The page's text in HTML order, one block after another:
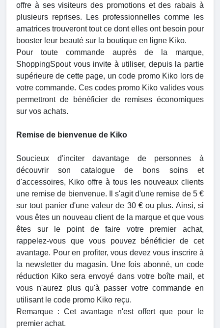
offre à ses visiteurs des promotions et des rabais à
plusieurs reprises. Les professionnelles comme les
amatrices trouveront tout ce dont elles ont besoin pour
booster leur beauté sur la boutique en ligne Kiko.
Pour toute commande auprès de la marque,
ShoppingSpout vous invite à utiliser, depuis la partie
supérieure de cette page, un code promo Kiko lors de
votre commande. Ces codes promo Kiko valides vous
permettront de bénéficier de remises économiques
sur vos achats.
Remise de bienvenue de Kiko
Soucieux d'inciter davantage de personnes à
découvrir son catalogue de bons soins et
d'accessoires, Kiko offre à tous les nouveaux clients
une remise de bienvenue. Il s'agit d'une remise de 5 €
sur tout panier d'une valeur de 30 € ou plus. Ainsi, si
vous êtes un nouveau client de la marque et que vous
êtes sur le point de faire votre premier achat,
rappelez-vous que vous pouvez bénéficier de cet
avantage. Pour en profiter, vous devez vous inscrire à
la newsletter du magasin. Une fois abonné, un code
réduction Kiko sera envoyé dans votre boîte mail, et
vous n'aurez plus qu'à passer votre commande en
utilisant le code promo Kiko reçu.
Remarque : Cet avantage n'est offert que pour le
premier achat.